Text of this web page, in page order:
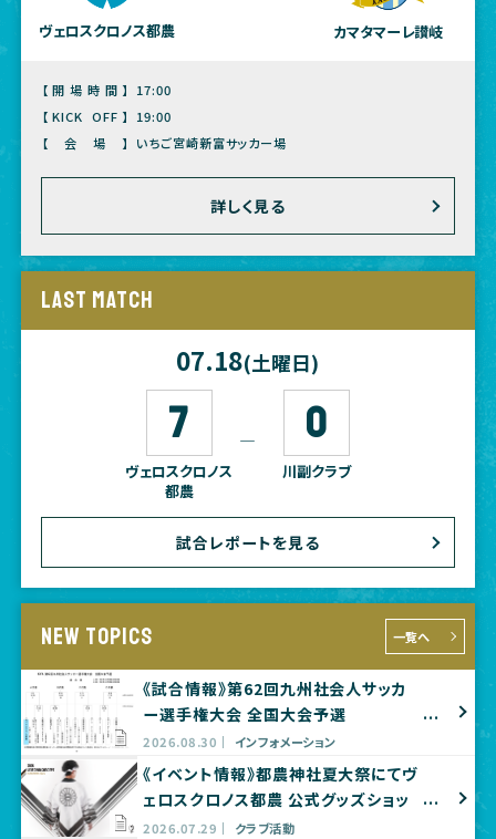
ヴェロスクロノス都農 カマタマーレ讃岐
【開場時間】
17:00
【KICK OFF】
19:00
【会場】
いちご宮崎新富サッカー場
詳しく見る
LAST MATCH
07.18(土曜日)
7
ヴェロスクロノス
都農
― 0
川副クラブ
試合レポートを見る
NEW TOPICS 一覧へ
《試合情報》第62回九州社会人サッカ
ー選手権大会 全国大会予選
2026.08.30 インフォメーション
《イベント情報》都農神社夏大祭にてヴ
ェロスクロノス都農 公式グッズショッ
プ出店のお知らせ
2026.07.29 クラブ活動